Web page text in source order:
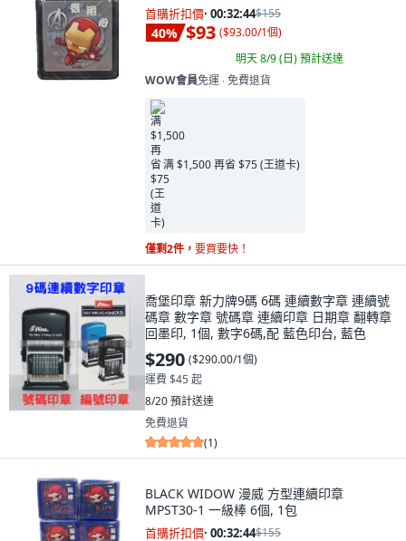
首購折扣價· 00:32:42$155
40% $93 ($93.00/1個)
明天 8/9 (日)預計送達
WOW會員免運 ∙ 免費退貨
满 $1,500 再省 $75 (王道卡)
僅剩2件， 要買要快！
喬堡印章 新力牌9碼 6碼 連續數字章 連續號
碼章 數字章 號碼章 連續印章 日期章 翻轉章
回墨印, 1個, 數字6碼,配 藍色印台, 藍色
$290 ($290.00/1個)
運費 $45 起
8/20預計送達
免費退貨
(1)
BLACK WIDOW 漫威 方型連續印章
MPST30-1 一級棒 6個, 1包
首購折扣價· 00:32:42$155